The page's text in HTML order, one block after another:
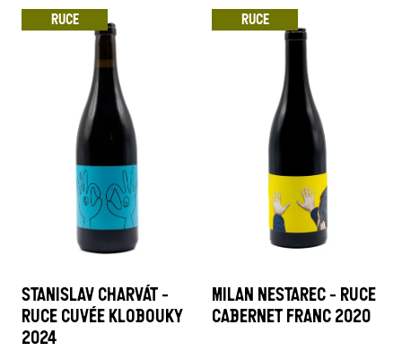
RUCE
STANISLAV CHARVÁT -
RUCE CUVÉE KLOBOUKY
2024
RUCE
MILAN NESTAREC - RUCE
CABERNET FRANC 2020